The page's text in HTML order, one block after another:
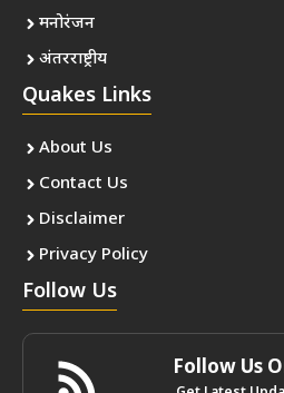
मनोरंजन
अंतरराष्ट्रीय
Quakes Links
About Us
Contact Us
Disclaimer
Privacy Policy
Follow Us
Follow Us